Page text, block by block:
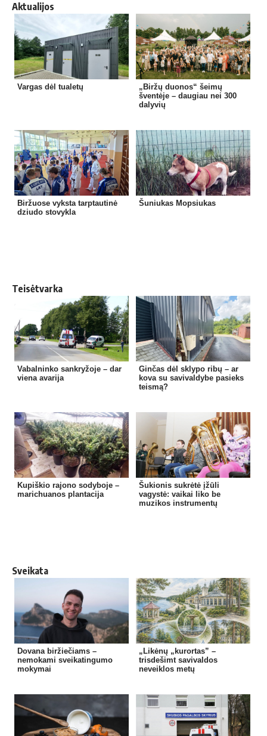
Aktualijos
Vargas dėl tualetų
„Biržų duonos“ šeimų
šventėje – daugiau nei 300
dalyvių
Biržuose vyksta tarptautinė
dziudo stovykla
Šuniukas Mopsiukas
Teisėtvarka
Vabalninko sankryžoje – dar
viena avarija
Ginčas dėl sklypo ribų – ar
kova su savivaldybe pasieks
teismą?
Kupiškio rajono sodyboje –
marichuanos plantacija
Šukionis sukrėtė įžūli
vagystė: vaikai liko be
muzikos instrumentų
Sveikata
Dovana biržiečiams –
nemokami sveikatingumo
mokymai
„Likėnų „kurortas” –
trisdešimt savivaldos
neveiklos metų